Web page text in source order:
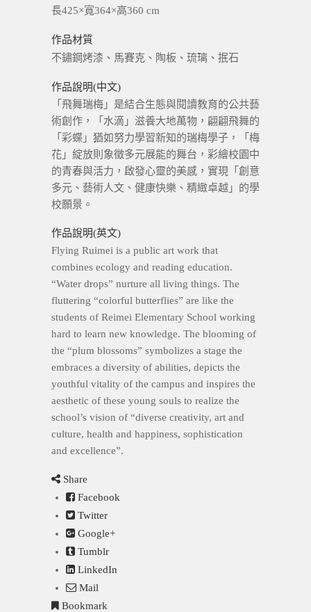
長425×寬364×高360 cm
作品材質
不鏽鋼烤漆、馬賽克、陶板、琉璃、抿石
作品說明(中文)
「飛舞瑞梅」是結合生態與閱讀教育的公共藝
術創作，「水滴」滋養大地萬物，翩翩飛舞的
「彩蝶」猶如努力學習新知的瑞梅學子，「梅
花」綻放則象徵多元展能的舞台，彩繪校園中
的青春與活力，啟發心靈的美感，實現「創意
多元、藝術人文、健康快樂、精緻卓越」的學
校願景。
作品說明(英文)
Flying Ruimei is a public art work that
combines ecology and reading education.
“Water drops” nurture all living things. The
fluttering “colorful butterflies” are like the
students of Reimei Elementary School working
hard to learn new knowledge. The blooming of
the “plum blossoms” symbolizes a stage the
embraces a diversity of abilities, depicts the
youthful vitality of the campus and inspires the
aesthetic of these young souls to realize the
school’s vision of “diverse creativity, art and
culture, health and happiness, sophistication
and excellence”.
Share
Facebook
Twitter
Google+
Tumblr
LinkedIn
Mail
Bookmark